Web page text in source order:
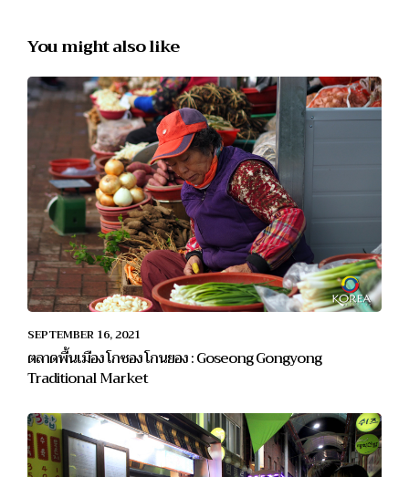
You might also like
SEPTEMBER 16, 2021
ตลาดพื้นเมือง โกซอง โกนยอง : Goseong Gongyong
Traditional Market